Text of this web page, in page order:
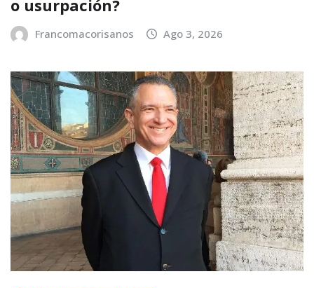
o usurpación?
Francomacorisanos Ago 3, 2026